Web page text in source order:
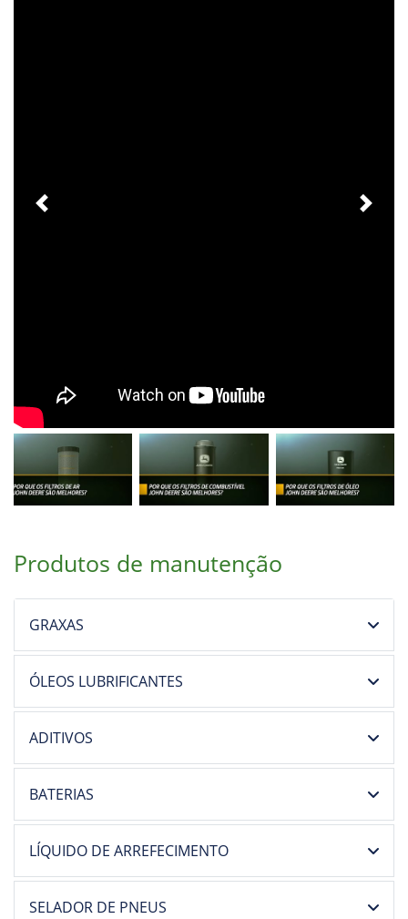
Produtos de manutenção
GRAXAS
ÓLEOS LUBRIFICANTES
ADITIVOS
BATERIAS
LÍQUIDO DE ARREFECIMENTO
SELADOR DE PNEUS
CUIDADOS ESPECIAIS